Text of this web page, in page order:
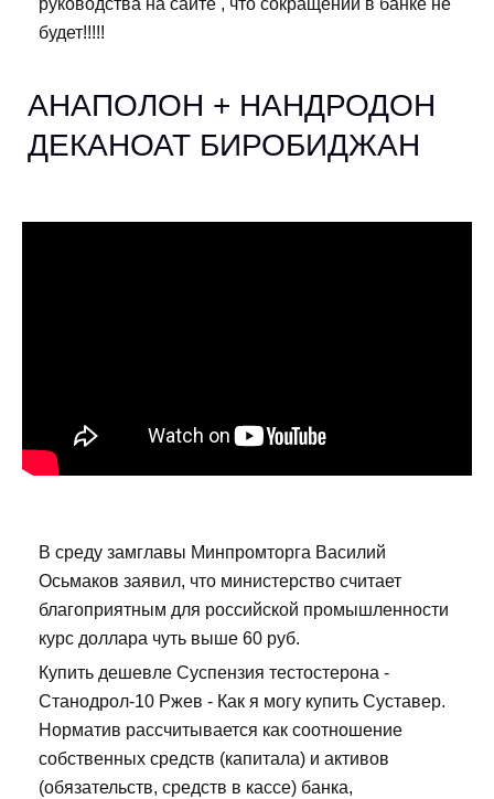
руководства на сайте , что сокращений в банке не
будет!!!!!
АНАПОЛОН + НАНДРОДОН
ДЕКАНОАТ БИРОБИДЖАН
В среду замглавы Минпромторга Василий
Осьмаков заявил, что министерство считает
благоприятным для российской промышленности
курс доллара чуть выше 60 руб.
Купить дешевле Суспензия тестостерона -
Станодрол-10 Ржев - Как я могу купить Суставер.
Норматив рассчитывается как соотношение
собственных средств (капитала) и активов
(обязательств, средств в кассе) банка,